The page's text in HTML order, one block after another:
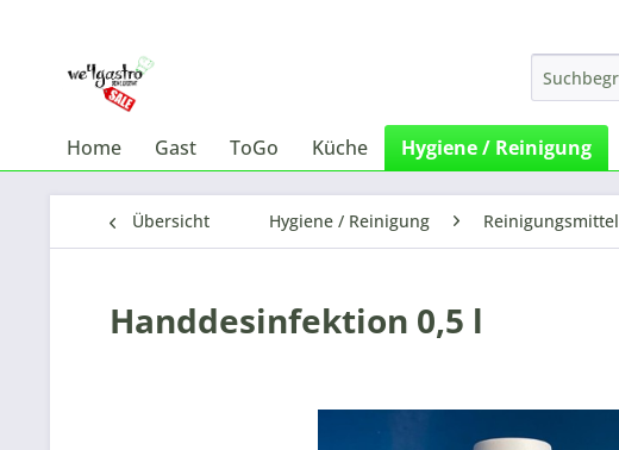
Home Gast ToGo Küche Hygiene / Reinigung
Übersicht Hygiene / Reinigung Reinigungsmittel
Handdesinfektion 0,5 l